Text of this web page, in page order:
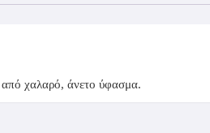
από χαλαρό, άνετο ύφασμα.